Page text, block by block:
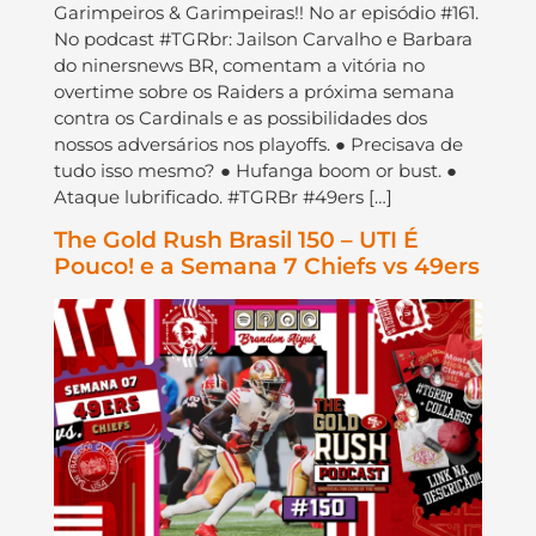
Garimpeiros & Garimpeiras!! No ar episódio #161.
No podcast #TGRbr: Jailson Carvalho e Barbara
do ninersnews BR, comentam a vitória no
overtime sobre os Raiders a próxima semana
contra os Cardinals e as possibilidades dos
nossos adversários nos playoffs. ● Precisava de
tudo isso mesmo? ● Hufanga boom or bust. ●
Ataque lubrificado. #TGRBr #49ers […]
The Gold Rush Brasil 150 – UTI É
Pouco! e a Semana 7 Chiefs vs 49ers